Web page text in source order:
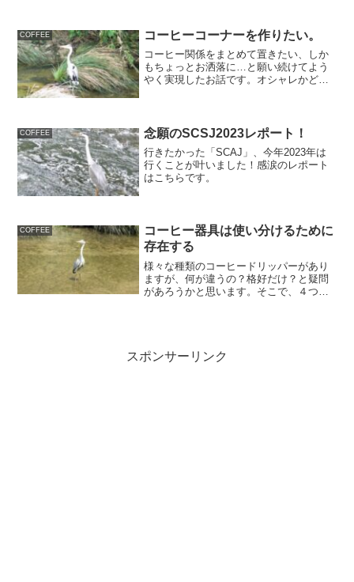
COFFEE コーヒーコーナーを作りたい。
コーヒー関係をまとめて置きたい、しか
もちょっとお洒落に…と願い続けてよう
やく実現したお話です。オシャレかどう
COFFEE 念願のSCSJ2023レポート！
行きたかった「SCAJ」、今年2023年は
行くことが叶いました！感涙のレポート
はこちらです。
COFFEE
コーヒー器具は使い分けるために
存在する
様々な種類のコーヒードリッパーがあり
ますが、何が違うの？格好だけ？と疑問
があろうかと思います。そこで、４つの
スポンサーリンク